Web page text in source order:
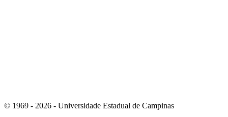
© 1969 - 2026 - Universidade Estadual de Campinas